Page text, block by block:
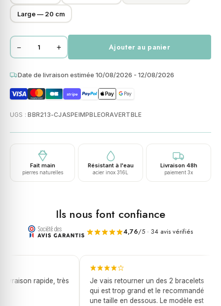
Large — 20 cm
quantité
Bracelet
perles
heishi
pierres
jaspe
impérial
ciel,
orange,
planète
− + Ajouter au panier
Date de livraison estimée 10/08/2026 - 12/08/2026
stripe
UGS :BBR213-CJASPEIMPBLEORAVERTBLE
Fait main
pierres naturelles
Résistant à l'eau
acier inox 316L
Livraison 48h
paiement 3x
Ils nous font confiance
4,76/5 · 34 avis vérifiés
rapide, très
Je vais retourner un des 2 bracelets
qui est trop grand et le recommandé
une taille en dessous. Le modèle est